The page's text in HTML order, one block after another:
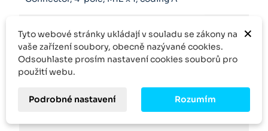
Hydraulic fluid
HL,HLP,HLPD,HVLP,HVLPD
Outputsignal
Micro switch with normally closed contact/NO
contact function
×
Tyto webové stránky ukládají v souladu se zákony na
vaše zařízení soubory, obecně nazývané cookies.
Odsouhlaste prosím nastavení cookies souborů pro
použití webu.
Podrobné nastavení Rozumím